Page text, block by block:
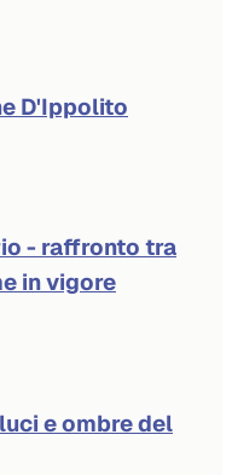
D'Ippolito
- raffronto tra
in vigore
e ombre del